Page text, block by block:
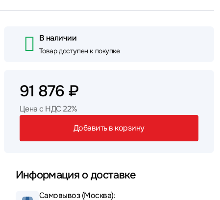
В наличии
Товар доступен к покупке
91 876 ₽
Цена с НДС 22%
Добавить в корзину
Информация о доставке
Самовывоз (Москва):